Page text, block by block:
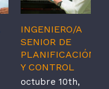
INGENIERO/A
SENIOR DE
PLANIFICACIÓN
Y CONTROL
octubre 10th,